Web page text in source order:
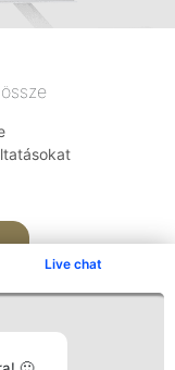
Live chat